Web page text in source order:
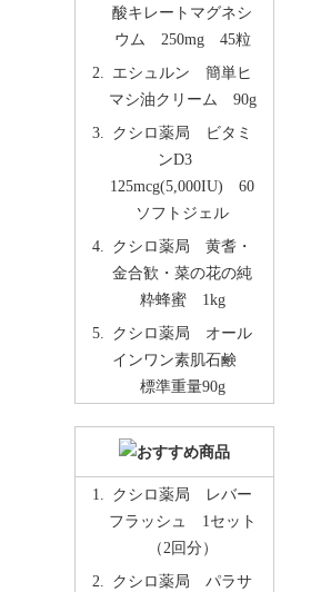
酸キレートマグネシ
ウム 250mg 45粒
エシュルン 簡単ヒ
マシ油クリーム 90g
クシロ薬局 ビタミ
ンD3
125mcg(5,000IU) 60
ソフトジェル
クシロ薬局 黄耆・
金合歓・菜の花の純
粋蜂蜜 1kg
クシロ薬局 オール
インワン素肌石鹸
標準重量90g
クシロ薬局 レバー
フラッシュ 1セット
（2回分）
クシロ薬局 パラサ